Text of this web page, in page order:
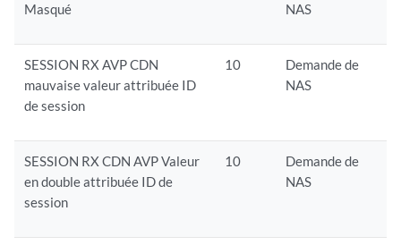
Masqué
NAS
SESSION RX AVP CDN
mauvaise valeur attribuée ID
de session
10
Demande de
NAS
SESSION RX CDN AVP Valeur
en double attribuée ID de
session
10
Demande de
NAS